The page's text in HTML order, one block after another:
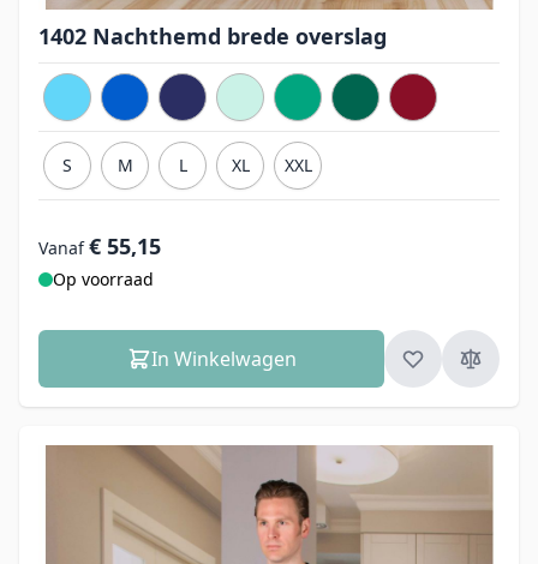
1402 Nachthemd brede overslag
S M L XL XXL
Vanaf € 55,15
Op voorraad
In Winkelwagen